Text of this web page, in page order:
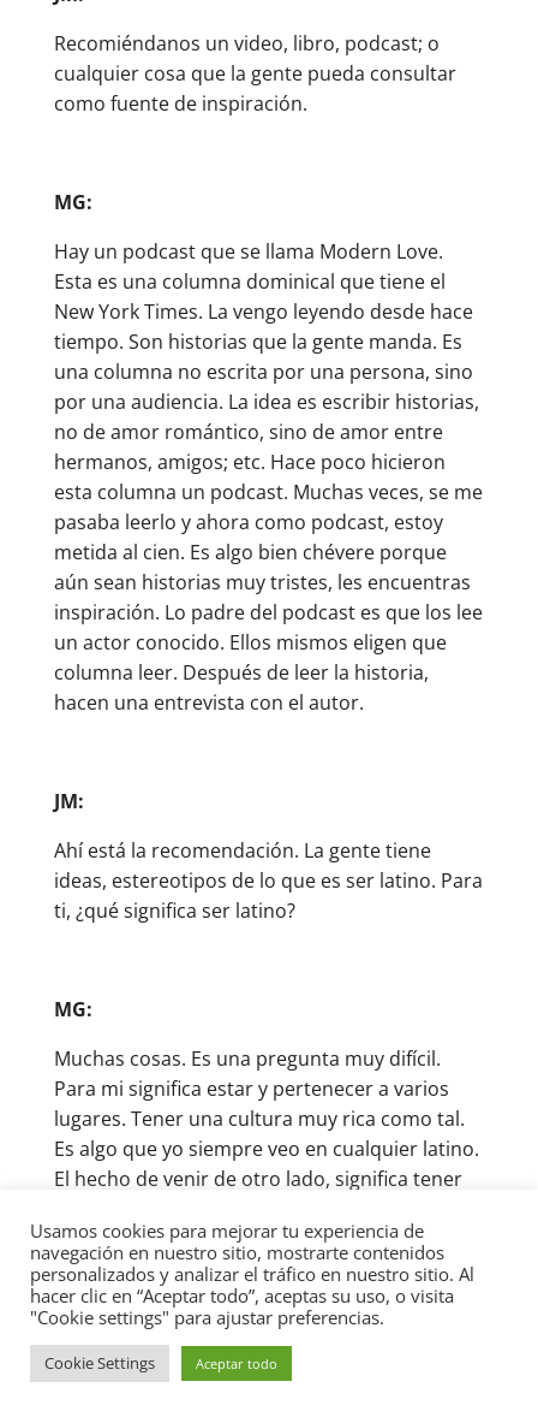
Recomiéndanos un video, libro, podcast; o
cualquier cosa que la gente pueda consultar
como fuente de inspiración.
MG:
Hay un podcast que se llama Modern Love.
Esta es una columna dominical que tiene el
New York Times. La vengo leyendo desde hace
tiempo. Son historias que la gente manda. Es
una columna no escrita por una persona, sino
por una audiencia. La idea es escribir historias,
no de amor romántico, sino de amor entre
hermanos, amigos; etc. Hace poco hicieron
esta columna un podcast. Muchas veces, se me
pasaba leerlo y ahora como podcast, estoy
metida al cien. Es algo bien chévere porque
aún sean historias muy tristes, les encuentras
inspiración. Lo padre del podcast es que los lee
un actor conocido. Ellos mismos eligen que
columna leer. Después de leer la historia,
hacen una entrevista con el autor.
JM:
Ahí está la recomendación. La gente tiene
ideas, estereotipos de lo que es ser latino. Para
ti, ¿qué significa ser latino?
MG:
Muchas cosas. Es una pregunta muy difícil.
Para mi significa estar y pertenecer a varios
lugares. Tener una cultura muy rica como tal.
Es algo que yo siempre veo en cualquier latino.
El hecho de venir de otro lado, significa tener
estoy repitiendo todo el tiempo. Tenemos
valores muy ricos y únicos que a veces no
vendemos y no resaltamos lo suficiente. Ser
latino significa ser enormemente rico.
Usamos cookies para mejorar tu experiencia de
navegación en nuestro sitio, mostrarte contenidos
personalizados y analizar el tráfico en nuestro sitio. Al
hacer clic en “Aceptar todo”, aceptas su uso, o visita
"Cookie settings" para ajustar preferencias.
Cookie Settings Aceptar todo